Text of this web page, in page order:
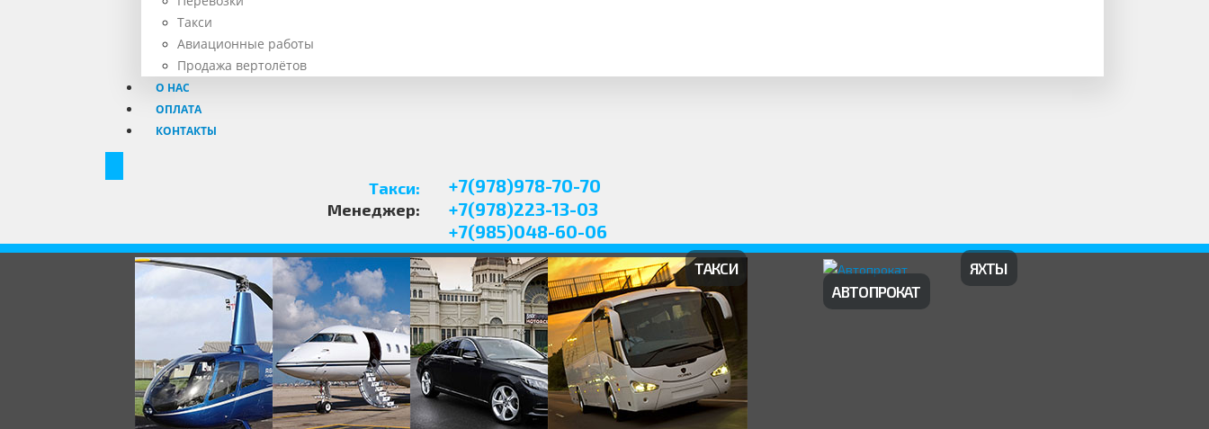
Такси
Авиационные работы
Продажа вертолётов
О НАС
ОПЛАТА
КОНТАКТЫ
Такси: +7(978)978-70-70
Менеджер:
+7(978)223-13-03
+7(985)048-60-06
ТАКСИ
АВТОПРОКАТ
ЯХТЫ